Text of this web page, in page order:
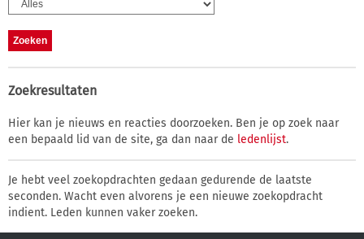
Zoekresultaten
Hier kan je nieuws en reacties doorzoeken. Ben je op zoek naar
een bepaald lid van de site, ga dan naar de ledenlijst.
Je hebt veel zoekopdrachten gedaan gedurende de laatste
seconden. Wacht even alvorens je een nieuwe zoekopdracht
indient. Leden kunnen vaker zoeken.